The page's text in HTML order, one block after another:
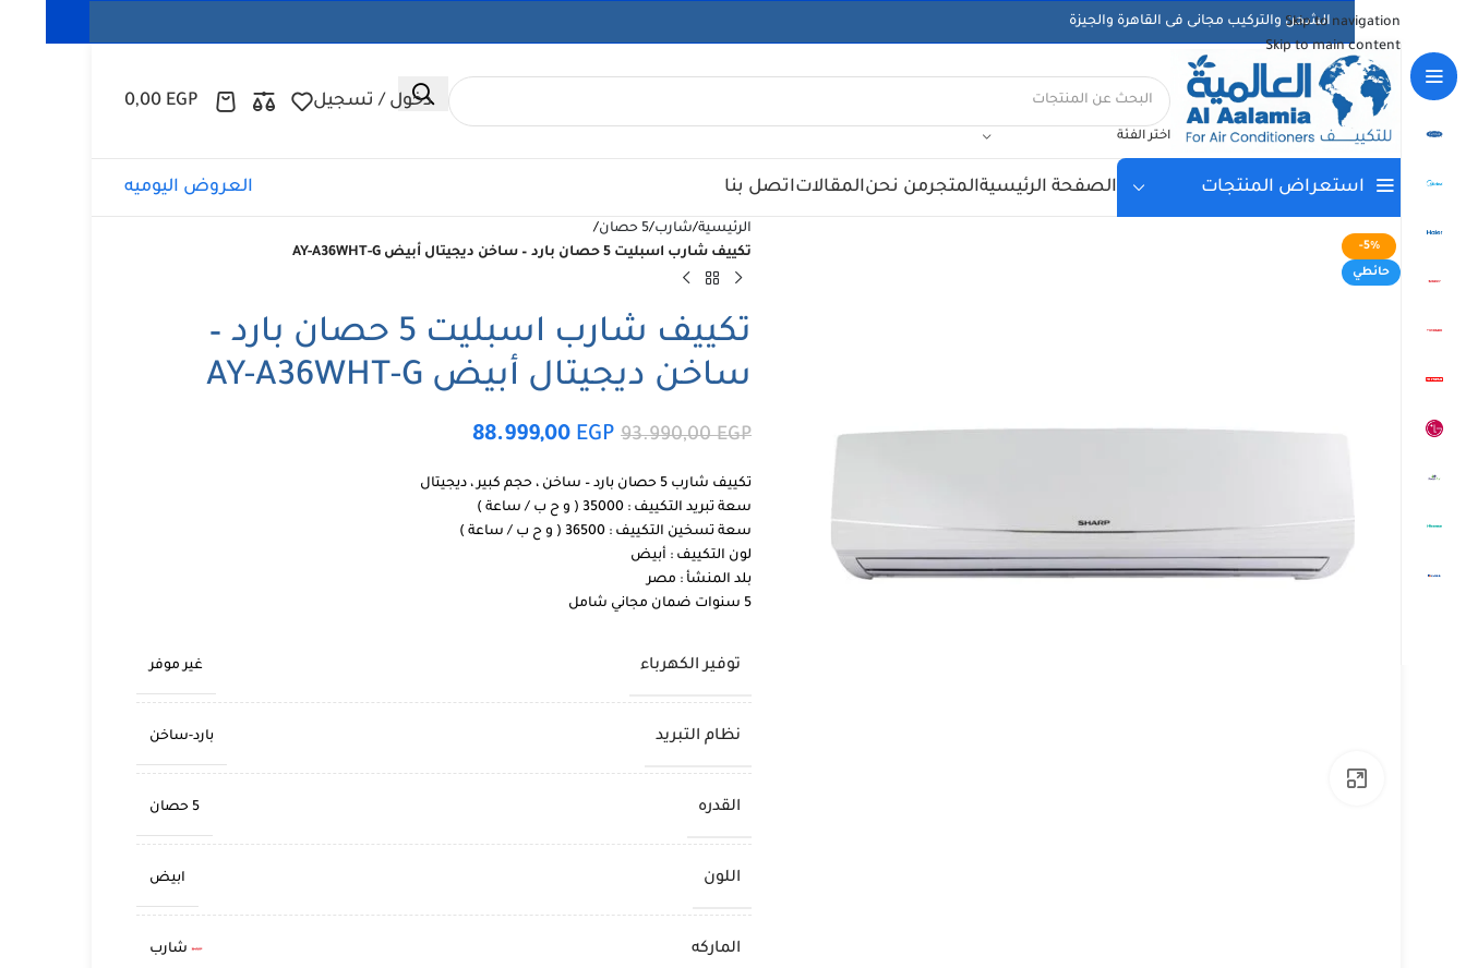
Skip to navigation
Skip to main content
الشحن والتركيب مجانى فى القاهرة والجيزة
اختر الفئة
دخول / تسجيل 0,00 EGP
استعراض المنتجات الصفحة الرئيسيةالمتجرمن نحنالمقالاتاتصل بنا العروض اليوميه
-5%
حائطي
الرئيسية/شارب/5 حصان
/
تكييف شارب اسبليت 5 حصان بارد – ساخن ديجيتال أبيض AY-A36WHT-G
تكييف شارب اسبليت 5 حصان بارد –
ساخن ديجيتال أبيض AY-A36WHT-G
93.990,00EGP
88.999,00 EGP
تكييف شارب 5 حصان بارد – ساخن ، حجم كبير ، ديجيتال
سعة تبريد التكييف : 35000 ( و ح ب / ساعة )
سعة تسخين التكييف : 36500 ( و ح ب / ساعة )
لون التكييف : أبيض
بلد المنشأ : مصر
5 سنوات ضمان مجاني شامل
توفير الكهرباء غير موفر
نظام التبريد بارد-ساخن
القدره 5 حصان
اللون ابيض
الماركه شارب